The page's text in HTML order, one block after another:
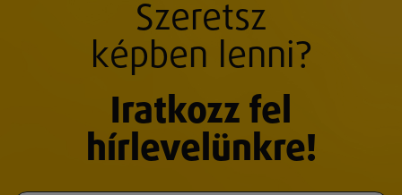
Szeretsz
képben lenni?
Iratkozz fel
hírlevelünkre!